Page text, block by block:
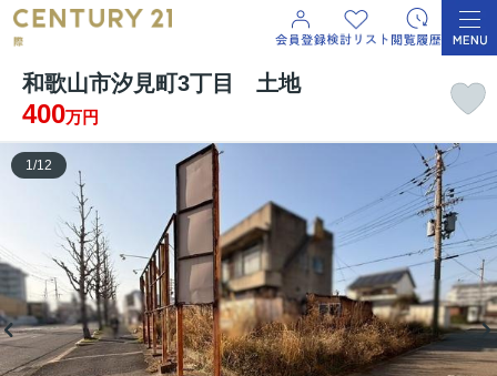
和歌山市汐見町3丁目 土地
400万円
1/12